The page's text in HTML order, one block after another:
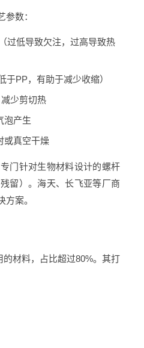
参数：
过低导致欠注，过高导致热
于PP，有助于减少收缩）
少剪切热
泡产生
或真空干燥
门针对生物材料设计的螺杆
留）。海天、长飞亚等厂商
方案。
材料，占比超过80%。其打